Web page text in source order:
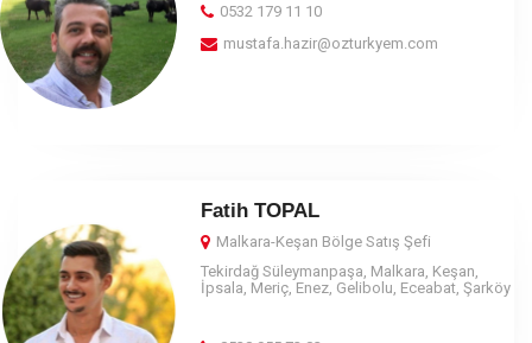
0532 179 11 10
mustafa.hazir@ozturkyem.com
Fatih TOPAL
Malkara-Keşan Bölge Satış Şefi
Tekirdağ Süleymanpaşa, Malkara, Keşan,
İpsala, Meriç, Enez, Gelibolu, Eceabat, Şarköy